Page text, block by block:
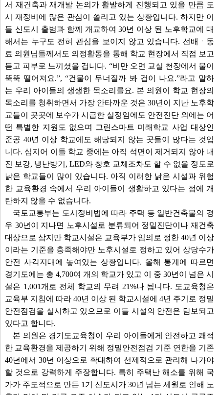
서 재건축과 재개발 논의가 활발하게 진행되고 있을 만큼 도
시 재정비에 많은 관심이 쏠리고 있는 상황입니다. 하지만 이
들 신도시 출범과 함께 개교하여 30년 이상 된 노후학교에 대
해서는 누구도 전혀 관심을 보이지 않고 있습니다. 선배ㆍ동
료 의원님들께서도 의정활동을 통해 학교 현장에서 직접 보고
듣고 피부로 느끼셨을 겁니다. “비만 오면 교실 천장에서 물이
뚝뚝 떨어져요.”, “건물이 무너질까 봐 겁이 나요.”라고 말하
는 우리 아이들의 생생한 목소리를요. 본 의원이 학교 현장의
목소리를 청취하면서 가장 안타까운 것은 30년이 지난 노후학
교들이 곳곳에 보수가 시급한 실정임에도 안전진단 외에는 어
떤 특별한 지원도 없으며 그린스마트 미래학교 사업 대상인
준공 40년 이상 학교에도 해당되지 않는 곳들이 많다는 것입
니다. 심지어 이들 학교 중에는 아직 석면이 제거되지 않아 내
진 보강, 냉난방기, LED와 창호 교체조차도 할 수 없을 정도로
낡은 학교들이 많이 있습니다. 아직 이러한 낡은 시설과 위험
한 교육환경 속에서 우리 아이들이 생활하고 있다는 점에 개
탄하지 않을 수 없습니다.
국토교통부는 도시정비법에 따라 주택 등 일반건축물의 경
우 30년이 지나면 노후시설로 분류되어 정밀진단이나 재건축
대상으로 삼지만 학교시설은 교육부가 임의로 정한 40년 이상
이라는 기준을 충족해야만 노후시설로 정하고 있어 상당수가
안전 사각지대에 놓여있는 상황입니다. 올해 통계에 따르면
경기도에는 총 4,700여 개의 학교가 있고 이 중 30년이 넘은 시
설은 1,001개로 전체 학교의 무려 21%나 됩니다. 도교육청은
교육부 지침에 따라 40년 이상 된 학교시설에 4년 주기로 정밀
안전점검을 실시하고 있으므로 이들 시설의 안전은 담보되고
있다고 합니다.
본 의원은 경기도교육청이 우리 아이들에게 안전하고 쾌적
한 교육환경을 제공하기 위해 정밀안전점검 기준 연한을 기존
40년에서 30년 이상으로 확대하여 선제적으로 관리해 나가야
할 것으로 강력하게 주장합니다. 특히 주택난 해소를 위해 국
가가 주도적으로 만든 1기 신도시가 30년 넘는 세월로 인해 노